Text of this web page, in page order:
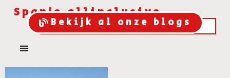
Spanje allinclusive
Bekijk al onze blogs